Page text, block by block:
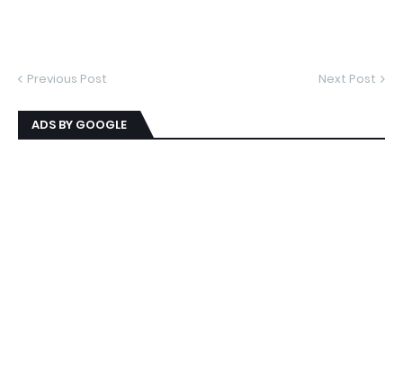
Previous Post Next Post
ADS BY GOOGLE